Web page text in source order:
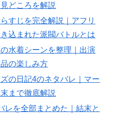
どころを解説
すじを完全解説｜アフリ
込まれた派閥バトルとは
水着シーンを整理｜出演
の楽しみ方
の日記4のネタバレ｜マー
まで徹底解説
レを全部まとめた｜結末と